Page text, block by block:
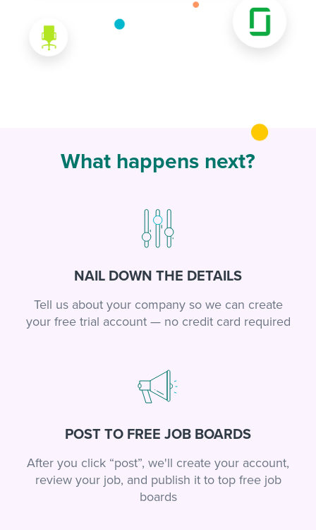
What happens next?
NAIL DOWN THE DETAILS
Tell us about your company so we can create
your free trial account — no credit card required
POST TO FREE JOB BOARDS
After you click “post”, we'll create your account,
review your job, and publish it to top free job
boards